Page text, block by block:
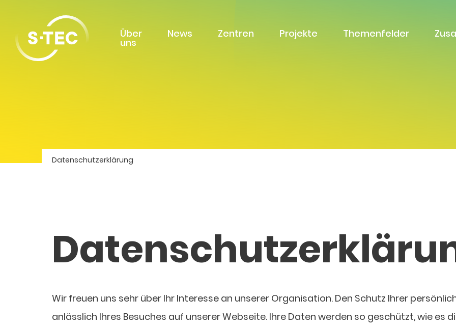
Über
uns
News Zentren Projekte Themenfelder
Datenschutzerklärung
Wir freuen uns sehr über Ihr Interesse an unserer Organisation. Den Schutz Ihrer
anlässlich Ihres Besuches auf unserer Webseite. Ihre Daten werden so geschützt, wie es